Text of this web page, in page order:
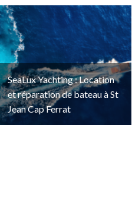
SeaLux Yachting : Location
et réparation de bateau à St
Jean Cap Ferrat